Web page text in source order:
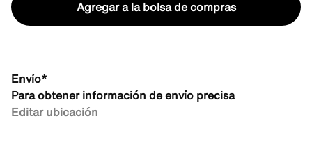
Agregar a la bolsa de compras
Envío*
Para obtener información de envío precisa
Editar ubicación